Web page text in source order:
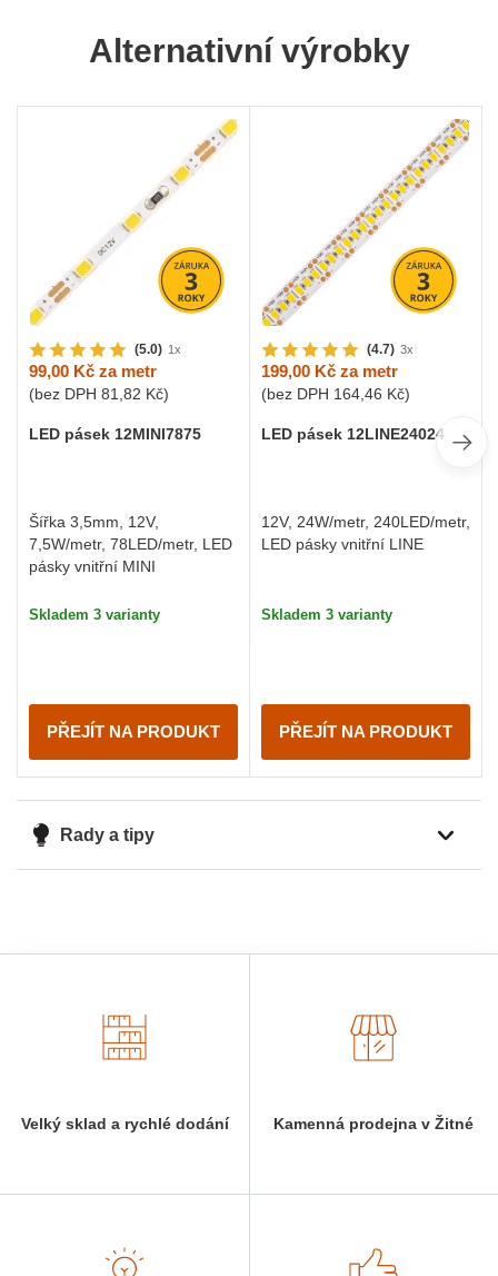
Alternativní výrobky
(5.0) 1x
99,00 Kč za metr
(bez DPH 81,82 Kč)
LED pásek 12MINI7875
Šířka 3,5mm, 12V,
7,5W/metr, 78LED/metr, LED
pásky vnitřní MINI
Skladem 3 varianty
PŘEJÍT NA PRODUKT
(4.7) 3x
199,00 Kč za metr
(bez DPH 164,46 Kč)
LED pásek 12LINE24024
12V, 24W/metr, 240LED/metr,
LED pásky vnitřní LINE
Skladem 3 varianty
PŘEJÍT NA PRODUKT
Rady a tipy
Velký sklad a rychlé dodání Kamenná prodejna v Žitné